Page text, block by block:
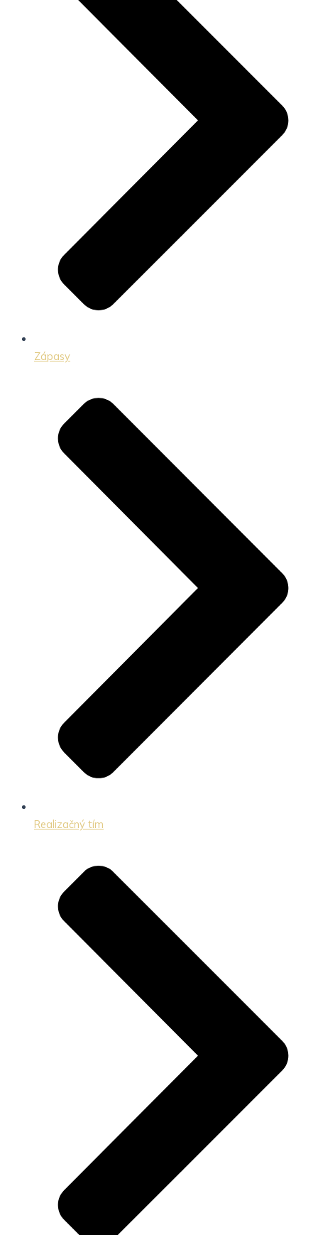
Zápasy
Realizačný tím